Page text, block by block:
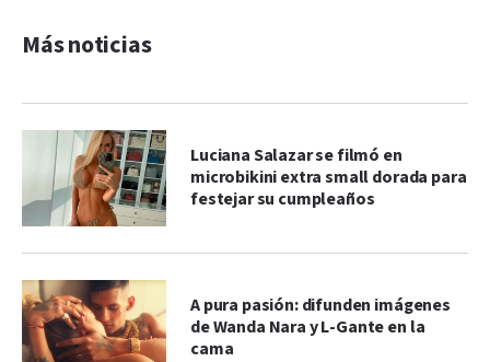
Más noticias
Luciana Salazar se filmó en
microbikini extra small dorada para
festejar su cumpleaños
A pura pasión: difunden imágenes
de Wanda Nara y L-Gante en la
cama